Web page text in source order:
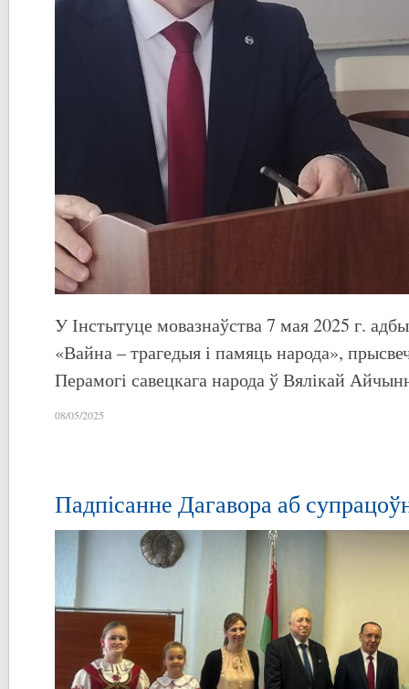
У Інстытуце мовазнаўства 7 мая 2025 г.
«Вайна – трагедыя і памяць народа»,
Перамогі савецкага народа ў Вялікай
08/05/2025
Падпісанне Дагавора аб